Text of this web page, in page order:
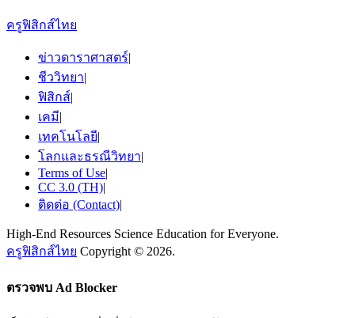
ครูฟิสิกส์ไทย
ข่าวดาราศาสตร์|
ชีววิทยา|
ฟิสิกส์|
เคมี|
เทคโนโลยี|
โลกและธรณีวิทยา|
Terms of Use|
CC 3.0 (TH)|
ติดต่อ (Contact)|
High-End Resources Science Education for Everyone.
ครูฟิสิกส์ไทย Copyright © 2026.
ตรวจพบ Ad Blocker